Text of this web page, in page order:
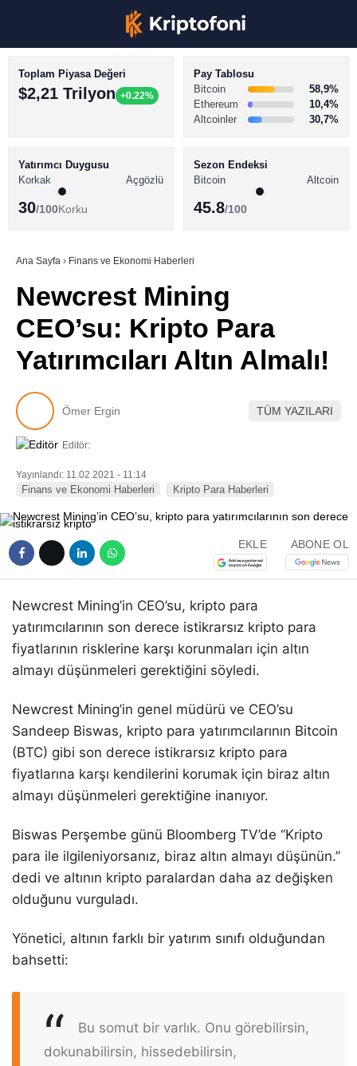
TikTok
BİTCOİN HABERLERİ
ALTCOİN HABERLERİ
SÖZLÜK
Toplam Piyasa Değeri
$2,21 Trilyon +0.22%
Pay Tablosu
Bitcoin
58,9%
Ethereum
10,4%
Altcoinler
30,7%
Yatırımcı Duygusu
Korkak
Açgözlü
30/100Korku
Sezon Endeksi
Bitcoin
Altcoin
45.8/100
Ana Sayfa › Finans ve Ekonomi Haberleri
Newcrest Mining
CEO’su: Kripto Para
Yatırımcıları Altın Almalı!
Ömer Ergin TÜM YAZILARI
Editör:
Yayınlandı: 11.02.2021 - 11:14
Finans ve Ekonomi Haberleri Kripto Para Haberleri
EKLE ABONE OL
Newcrest Mining’in CEO’su, kripto para
yatırımcılarının son derece istikrarsız kripto para
fiyatlarının risklerine karşı korunmaları için altın
almayı düşünmeleri gerektiğini söyledi.
Newcrest Mining’in genel müdürü ve CEO’su
Sandeep Biswas, kripto para yatırımcılarının Bitcoin
(BTC) gibi son derece istikrarsız kripto para
fiyatlarına karşı kendilerini korumak için biraz altın
almayı düşünmeleri gerektiğine inanıyor.
Biswas Perşembe günü Bloomberg TV’de “Kripto
para ile ilgileniyorsanız, biraz altın almayı düşünün.”
dedi ve altının kripto paralardan daha az değişken
olduğunu vurguladı.
Yönetici, altının farklı bir yatırım sınıfı olduğundan
bahsetti:
Bu somut bir varlık. Onu görebilirsin,
dokunabilirsin, hissedebilirsin,